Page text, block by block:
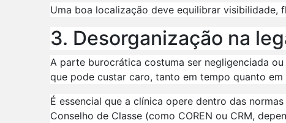
Uma boa localização deve equilibrar visibilidade,
3. Desorganização na
A parte burocrática costuma ser negligenciada
que pode custar caro, tanto em tempo quanto em
É essencial que a clínica opere dentro das
Conselho de Classe (como COREN ou CRM,